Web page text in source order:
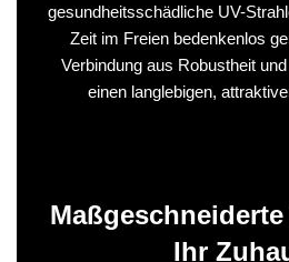
gesundheitsschädliche UV-
Zeit im Freien bedenkenlos
Verbindung aus Robustheit
einen langlebigen,
Ihr